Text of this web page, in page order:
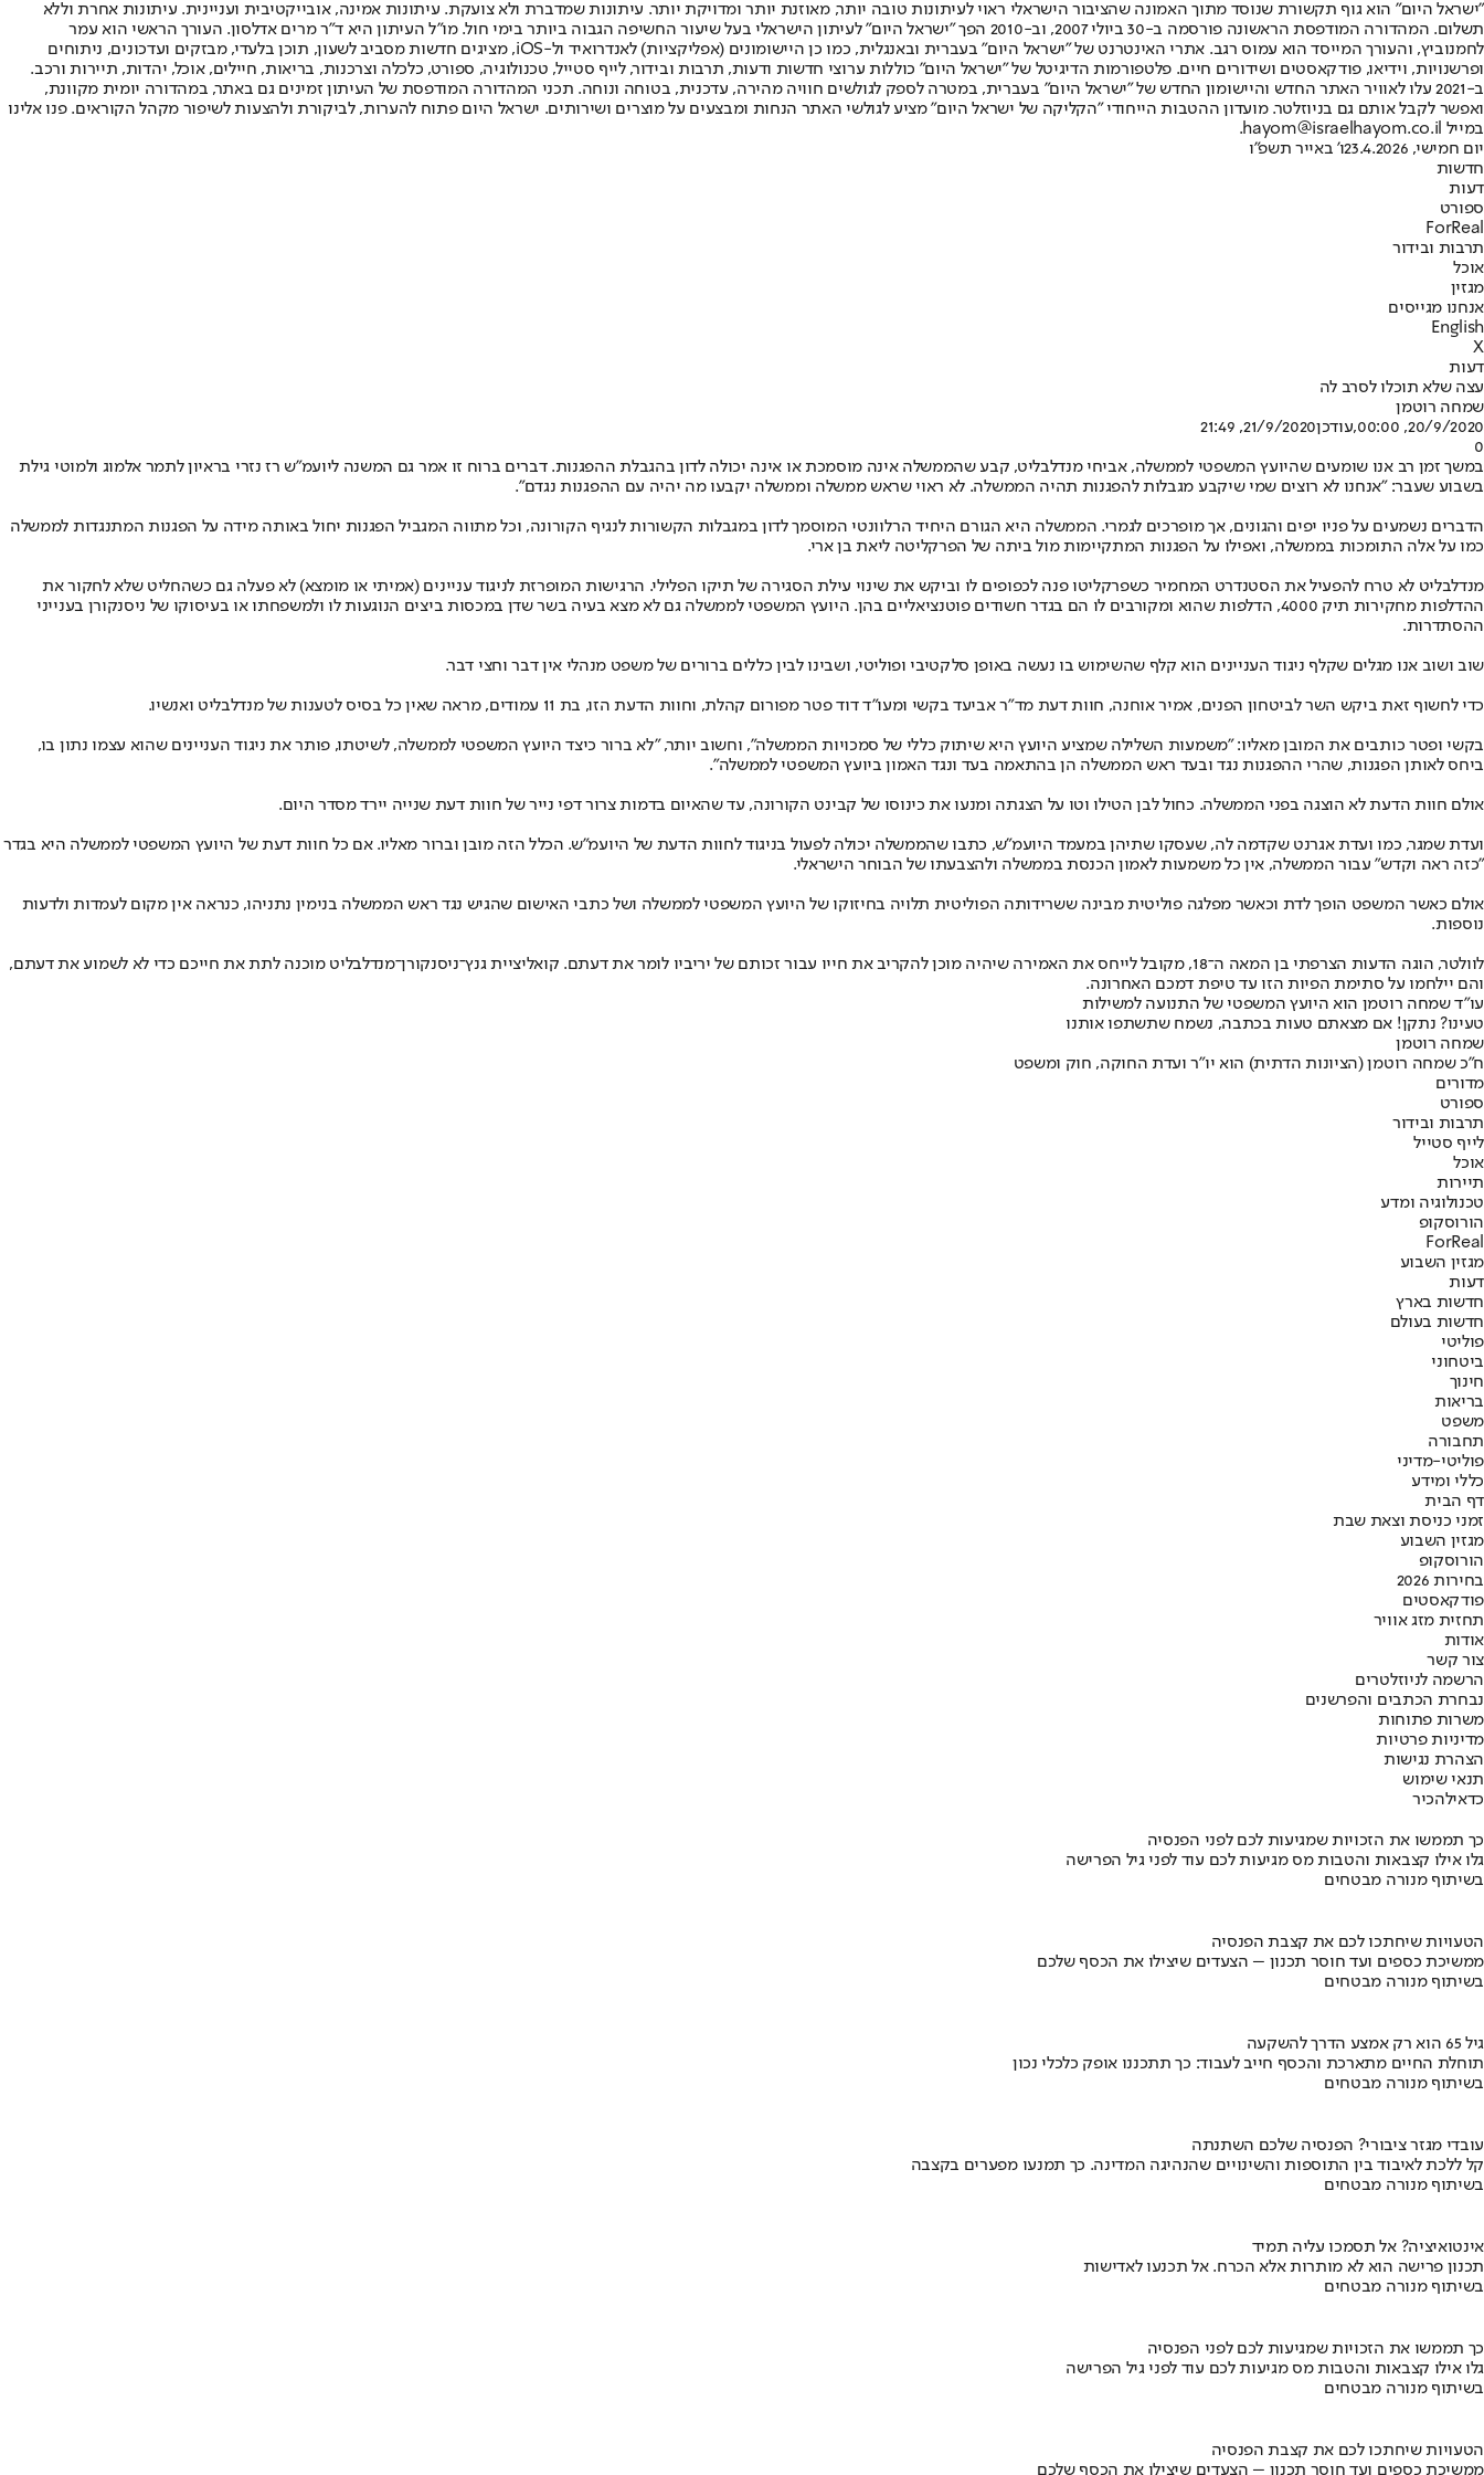
"ישראל היום" הוא גוף תקשורת שנוסד מתוך האמונה שהציבור הישראלי ראוי לעיתונות טובה יותר, מאוזנת יותר ומדויקת יותר. עיתונות שמדברת ולא צועקת. עיתונות אמינה, אובייקטיבית ועניינית. עיתונות אחרת וללא
תשלום. המהדורה המודפסת הראשונה פורסמה ב-30 ביולי 2007, וב-2010 הפך "ישראל היום" לעיתון הישראלי בעל שיעור החשיפה הגבוה ביותר בימי חול. מו"ל העיתון היא ד"ר מרים אדלסון. העורך הראשי הוא עמר
לחמנוביץ, והעורך המייסד הוא עמוס רגב. אתרי האינטרנט של "ישראל היום" בעברית ובאנגלית, כמו כן היישומונים (אפליקציות) לאנדרואיד ול-iOS, מציגים חדשות מסביב לשעון, תוכן בלעדי, מבזקים ועדכונים, ניתוחים
ופרשנויות, וידיאו, פודקאסטים ושידורים חיים. פלטפורמות הדיגיטל של "ישראל היום" כוללות ערוצי חדשות ודעות, תרבות ובידור, לייף סטייל, טכנולוגיה, ספורט, כלכלה וצרכנות, בריאות, חיילים, אוכל, יהדות, תיירות ורכב.
ב-2021 עלו לאוויר האתר החדש והיישומון החדש של "ישראל היום" בעברית, במטרה לספק לגולשים חוויה מהירה, עדכנית, בטוחה ונוחה. תכני המהדורה המודפסת של העיתון זמינים גם באתר, במהדורה יומית מקוונת,
ואפשר לקבל אותם גם בניוזלטר. מועדון ההטבות הייחודי "הקליקה של ישראל היום" מציע לגולשי האתר הנחות ומבצעים על מוצרים ושירותים. ישראל היום פתוח להערות, לביקורת ולהצעות לשיפור מקהל הקוראים. פנו אלינו
במייל hayom@israelhayom.co.il.
יום חמישי, 23.4.2026
ו' באייר תשפ"ו
חדשות
דעות
ספורט
ForReal
תרבות ובידור
אוכל
מגזין
אנחנו מגייסים
English
X
דעות
עצה שלא תוכלו לסרב לה
שמחה רוטמן
20/9/2020, 00:00
,עודכן21/9/2020, 21:49
0
במשך זמן רב אנו שומעים שהיועץ המשפטי לממשלה, אביחי מנדלבליט, קבע שהממשלה אינה מוסמכת או אינה יכולה לדון בהגבלת ההפגנות. דברים ברוח זו אמר גם המשנה ליועמ"ש רז נזרי בראיון לתמר אלמוג ולמוטי גילת
בשבוע שעבר: "אנחנו לא רוצים שמי שיקבע מגבלות להפגנות תהיה הממשלה. לא ראוי שראש ממשלה וממשלה יקבעו מה יהיה עם ההפגנות נגדם".
הדברים נשמעים על פניו יפים והגונים, אך מופרכים לגמרי. הממשלה היא הגורם היחיד הרלוונטי המוסמך לדון במגבלות הקשורות לנגיף הקורונה, וכל מתווה המגביל הפגנות יחול באותה מידה על הפגנות המתנגדות לממשלה
כמו על אלה התומכות בממשלה, ואפילו על הפגנות המתקיימות מול ביתה של הפרקליטה ליאת בן ארי.
מנדלבליט לא טרח להפעיל את הסטנדרט המחמיר כשפרקליטו פנה לכפופים לו וביקש את שינוי עילת הסגירה של תיקו הפלילי. הרגישות המופרזת לניגוד עניינים (אמיתי או מומצא) לא פעלה גם כשהחליט שלא לחקור את
ההדלפות מחקירות תיק 4000, הדלפות שהוא ומקורבים לו הם בגדר חשודים פוטנציאליים בהן. היועץ המשפטי לממשלה גם לא מצא בעיה בשר שדן במכסות ביצים הנוגעות לו ולמשפחתו או בעיסוקו של ניסנקורן בענייני
ההסתדרות.
שוב ושוב אנו מגלים שקלף ניגוד העניינים הוא קלף שהשימוש בו נעשה באופן סלקטיבי ופוליטי, ושבינו לבין כללים ברורים של משפט מנהלי אין דבר וחצי דבר.
כדי לחשוף זאת ביקש השר לביטחון הפנים, אמיר אוחנה, חוות דעת מד"ר אביעד בקשי ומעו"ד דוד פטר מפורום קהלת, וחוות הדעת הזו, בת 11 עמודים, מראה שאין כל בסיס לטענות של מנדלבליט ואנשיו.
בקשי ופטר כותבים את המובן מאליו: "משמעות השלילה שמציע היועץ היא שיתוק כללי של סמכויות הממשלה", וחשוב יותר, "לא ברור כיצד היועץ המשפטי לממשלה, לשיטתו, פותר את ניגוד העניינים שהוא עצמו נתון בו,
ביחס לאותן הפגנות, שהרי ההפגנות נגד ובעד ראש הממשלה הן בהתאמה בעד ונגד האמון ביועץ המשפטי לממשלה".
אולם חוות הדעת לא הוצגה בפני הממשלה. כחול לבן הטילו וטו על הצגתה ומנעו את כינוסו של קבינט הקורונה, עד שהאיום בדמות צרור דפי נייר של חוות דעת שנייה יירד מסדר היום.
ועדת שמגר, כמו ועדת אגרנט שקדמה לה, שעסקו שתיהן במעמד היועמ"ש, כתבו שהממשלה יכולה לפעול בניגוד לחוות הדעת של היועמ"ש. הכלל הזה מובן וברור מאליו. אם כל חוות דעת של היועץ המשפטי לממשלה היא בגדר
"כזה ראה וקדש" עבור הממשלה, אין כל משמעות לאמון הכנסת בממשלה ולהצבעתו של הבוחר הישראלי.
אולם כאשר המשפט הופך לדת וכאשר מפלגה פוליטית מבינה ששרידותה הפוליטית תלויה בחיזוקו של היועץ המשפטי לממשלה ושל כתבי האישום שהגיש נגד ראש הממשלה בנימין נתניהו, כנראה אין מקום לעמדות ולדעות
נוספות.
לוולטר, הוגה הדעות הצרפתי בן המאה ה־18, מקובל לייחס את האמירה שיהיה מוכן להקריב את חייו עבור זכותם של יריביו לומר את דעתם. קואליציית גנץ־ניסנקורן־מנדלבליט מוכנה לתת את חייכם כדי לא לשמוע את דעתם,
והם יילחמו על סתימת הפיות הזו עד טיפת דמכם האחרונה.
עו"ד שמחה רוטמן הוא היועץ המשפטי של התנועה למשילות
טעינו? נתקן! אם מצאתם טעות בכתבה, נשמח שתשתפו אותנו
שמחה רוטמן
ח"כ שמחה רוטמן (הציונות הדתית) הוא יו"ר ועדת החוקה, חוק ומשפט
מדורים
ספורט
תרבות ובידור
לייף סטייל
אוכל
תיירות
טכנולוגיה ומדע
הורוסקופ
ForReal
מגזין השבוע
דעות
חדשות בארץ
חדשות בעולם
פוליטי
ביטחוני
חינוך
בריאות
משפט
תחבורה
פוליטי-מדיני
כללי ומידע
דף הבית
זמני כניסת וצאת שבת
מגזין השבוע
הורוסקופ
בחירות 2026
פודקאסטים
תחזית מזג אוויר
אודות
צור קשר
הרשמה לניוזלטרים
נבחרת הכתבים והפרשנים
משרות פתוחות
מדיניות פרטיות
הצהרת נגישות
תנאי שימוש
כדאילהכיר
כך תממשו את הזכויות שמגיעות לכם לפני הפנסיה
גלו אילו קצבאות והטבות מס מגיעות לכם עוד לפני גיל הפרישה
בשיתוף מנורה מבטחים
הטעויות שיחתכו לכם את קצבת הפנסיה
ממשיכת כספים ועד חוסר תכנון – הצעדים שיצילו את הכסף שלכם
בשיתוף מנורה מבטחים
גיל 65 הוא רק אמצע הדרך להשקעה
תוחלת החיים מתארכת והכסף חייב לעבוד: כך תתכננו אופק כלכלי נכון
בשיתוף מנורה מבטחים
עובדי מגזר ציבורי? הפנסיה שלכם השתנתה
קל ללכת לאיבוד בין התוספות והשינויים שהנהיגה המדינה. כך תמנעו מפערים בקצבה
בשיתוף מנורה מבטחים
אינטואיציה? אל תסמכו עליה תמיד
תכנון פרישה הוא לא מותרות אלא הכרח. אל תכנעו לאדישות
בשיתוף מנורה מבטחים
כך תממשו את הזכויות שמגיעות לכם לפני הפנסיה
גלו אילו קצבאות והטבות מס מגיעות לכם עוד לפני גיל הפרישה
בשיתוף מנורה מבטחים
הטעויות שיחתכו לכם את קצבת הפנסיה
ממשיכת כספים ועד חוסר תכנון – הצעדים שיצילו את הכסף שלכם